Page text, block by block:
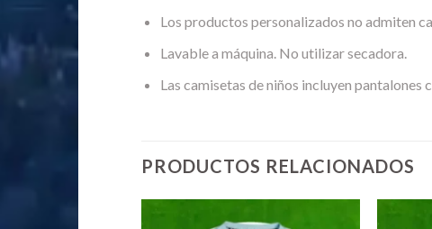
Los productos personalizados no admiten
Lavable a máquina. No utilizar secadora.
Las camisetas de niños incluyen
PRODUCTOS RELACIONADOS